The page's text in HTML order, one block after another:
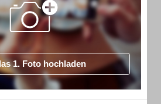
1. Foto hochladen